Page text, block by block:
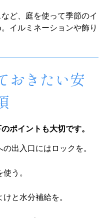
ど、庭を使って季節のイ
イルミネーションや飾り
おきたい安
ポイントも大切です。
の出入口にはロックを。
う。
けと水分補給を。